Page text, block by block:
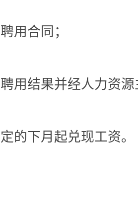
用合同；
聘用结果并经人力资
的下月起兑现工资。